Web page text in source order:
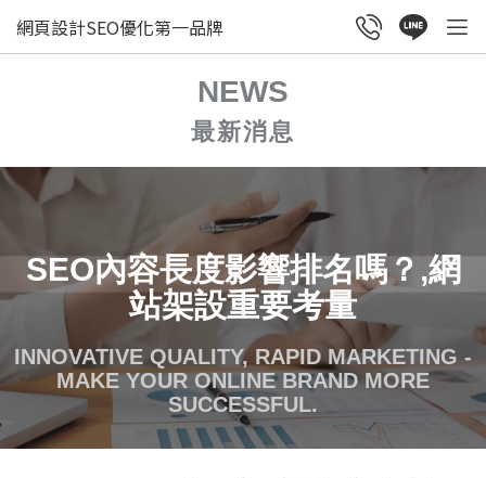
網頁設計SEO優化第一品牌
NEWS
最新消息
SEO內容長度影響排名嗎？,網
站架設重要考量
INNOVATIVE QUALITY, RAPID MARKETING -
MAKE YOUR ONLINE BRAND MORE
SUCCESSFUL.